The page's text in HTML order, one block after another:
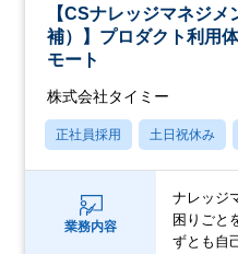
【CSナレッジマネジ
補）】プロダクト利用
モート
株式会社タイミー
正社員採用 土日祝休み
業務内容
ナレッジ
困りごと
ずとも自